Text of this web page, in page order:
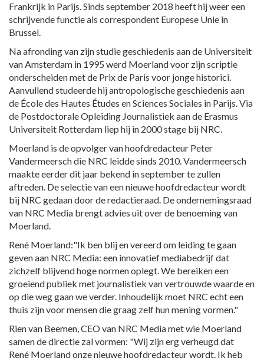
Frankrijk in Parijs. Sinds september 2018 heeft hij weer een
schrijvende functie als correspondent Europese Unie in
Brussel.
Na afronding van zijn studie geschiedenis aan de Universiteit
van Amsterdam in 1995 werd Moerland voor zijn scriptie
onderscheiden met de Prix de Paris voor jonge historici.
Aanvullend studeerde hij antropologische geschiedenis aan
de École des Hautes Études en Sciences Sociales in Parijs. Via
de Postdoctorale Opleiding Journalistiek aan de Erasmus
Universiteit Rotterdam liep hij in 2000 stage bij NRC.
Moerland is de opvolger van hoofdredacteur Peter
Vandermeersch die NRC leidde sinds 2010. Vandermeersch
maakte eerder dit jaar bekend in september te zullen
aftreden. De selectie van een nieuwe hoofdredacteur wordt
bij NRC gedaan door de redactieraad. De ondernemingsraad
van NRC Media brengt advies uit over de benoeming van
Moerland.
René Moerland:"Ik ben blij en vereerd om leiding te gaan
geven aan NRC Media: een innovatief mediabedrijf dat
zichzelf blijvend hoge normen oplegt. We bereiken een
groeiend publiek met journalistiek van vertrouwde waarde en
op die weg gaan we verder. Inhoudelijk moet NRC echt een
thuis zijn voor mensen die graag zelf hun mening vormen."
Rien van Beemen, CEO van NRC Media met wie Moerland
samen de directie zal vormen: "Wij zijn erg verheugd dat
René Moerland onze nieuwe hoofdredacteur wordt. Ik heb